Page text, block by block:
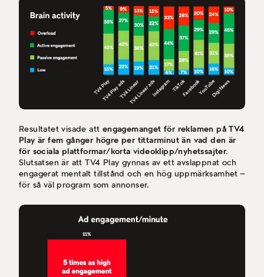
Resultatet visade att engagemanget för reklamen på TV4
Play är fem gånger högre per tittarminut än vad den är
för sociala plattformar/korta videoklipp/nyhetssajter.
Slutsatsen är att TV4 Play gynnas av ett avslappnat och
engagerat mentalt tillstånd och en hög uppmärksamhet –
för så väl program som annonser.